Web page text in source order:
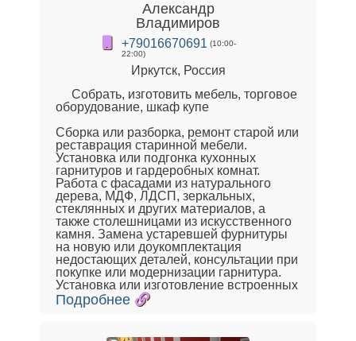
Александр
Владимиров
+79016670691 (10:00-
22:00)
Иркутск, Россия
Собрать, изготовить мебель, торговое
оборудование, шкаф купе
Сборка или разборка, ремонт старой или
реставрация старинной мебели.
Установка или подгонка кухонных
гарнитуров и гардеробных комнат.
Работа с фасадами из натурального
дерева, МДФ, ЛДСП, зеркальных,
стеклянных и других материалов, а
также столешницами из искусственного
камня. Замена устаревшей фурнитуры
на новую или доукомплектация
недостающих деталей, консультации при
покупке или модернизации гарнитура.
Установка или изготовление встроенных
Подробнее